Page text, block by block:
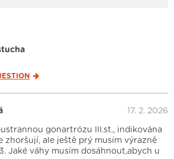
17. 2. 2026
gonartrózu III.st., indikována
zhoršují, ale ještě prý musím výrazně
Jaké váhy musím dosáhnout,abych u